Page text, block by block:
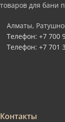
товаров для бани
Алматы,
Телефон: +7 700
Телефон: +7 701
Контакты